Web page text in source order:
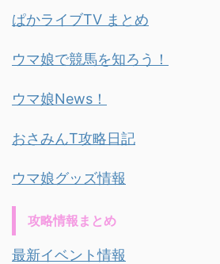
ぱかライブTV まとめ
ウマ娘で競馬を知ろう！
ウマ娘News！
おさみんT攻略日記
ウマ娘グッズ情報
攻略情報まとめ
最新イベント情報